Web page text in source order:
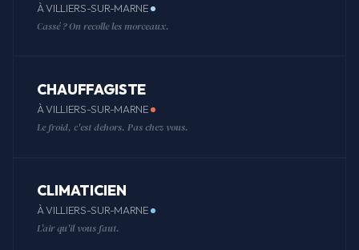
À VILLIERS-SUR-MARNE
Cassé ? On recolle les morceaux.
CHAUFFAGISTE
À VILLIERS-SUR-MARNE
Le froid, c'est dehors. Pas chez vous.
CLIMATICIEN
À VILLIERS-SUR-MARNE
L'air qu'il vous faut.